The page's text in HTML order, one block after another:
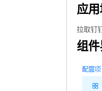
应
拉取钉
组